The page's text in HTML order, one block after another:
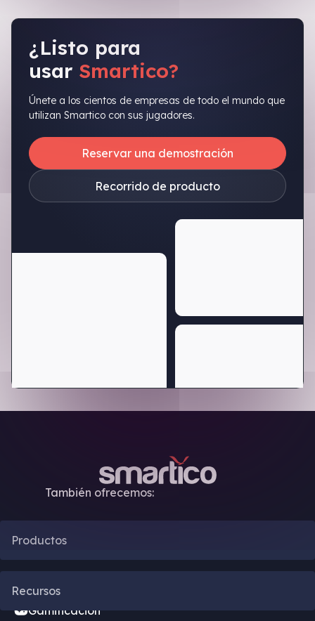
¿Listo para
usar Smartico?
Únete a los cientos de empresas de todo el mundo que
utilizan Smartico con sus jugadores.
Reservar una demostración
Recorrido de producto
También ofrecemos:
Productos
Gamificación
Recursos